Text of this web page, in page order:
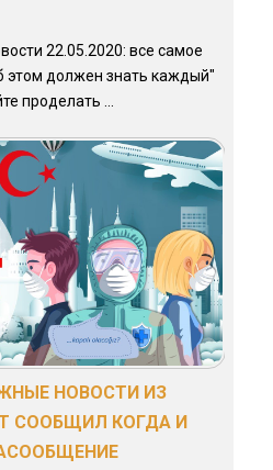
22.05.2020: все самое
этом должен знать каждый"
проделать ...
НОВОСТИ ИЗ
СООБЩИЛ КОГДА И